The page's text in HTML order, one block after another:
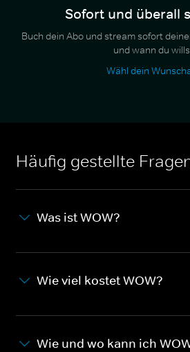
Sofort und überall
Buch dein Abo und stream sofort
und wann du
Wähl dein
Häufig gestellte
Was ist WOW?
Wie viel kostet WOW?
Wie und wo kann ich